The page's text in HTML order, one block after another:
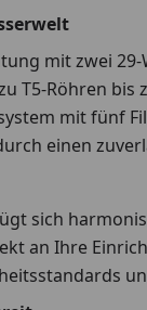
mit zwei
T5-Röhren bis
mit fünf
einen
sich
an Ihre